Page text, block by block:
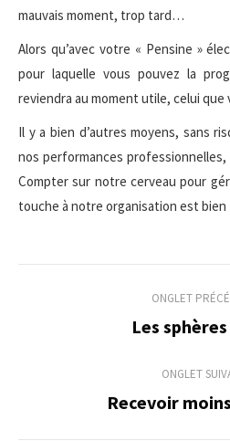
mauvais moment, trop tard…
Alors qu’avec votre « Pensine »
pour laquelle vous pouvez la
reviendra au moment utile, celui que
Il y a bien d’autres moyens, sans
nos performances
Compter sur notre cerveau pour
touche à notre organisation est bien
commentaire
ONGLET
Les
ONGLET
Recevoir